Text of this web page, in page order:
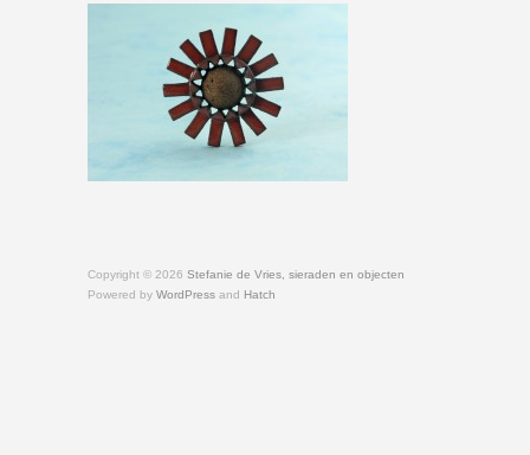
Copyright © 2026 Stefanie de Vries, sieraden en objecten
Powered by WordPress and Hatch